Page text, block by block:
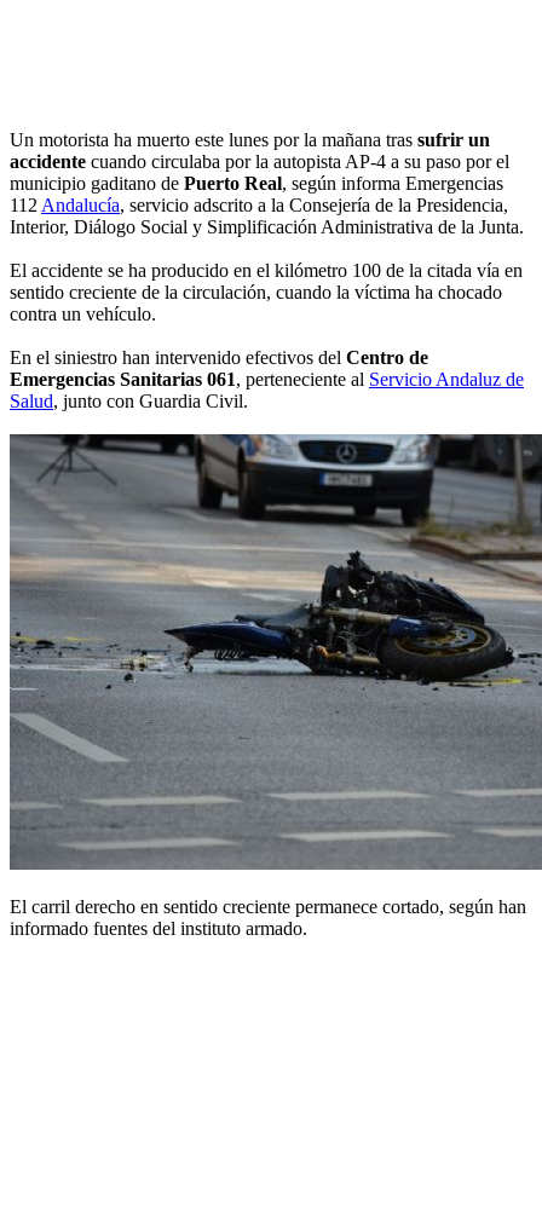
Un motorista ha muerto este lunes por la mañana tras sufrir un
accidente cuando circulaba por la autopista AP-4 a su paso por el
municipio gaditano de Puerto Real, según informa Emergencias
112 Andalucía, servicio adscrito a la Consejería de la Presidencia,
Interior, Diálogo Social y Simplificación Administrativa de la Junta.
El accidente se ha producido en el kilómetro 100 de la citada vía en
sentido creciente de la circulación, cuando la víctima ha chocado
contra un vehículo.
En el siniestro han intervenido efectivos del Centro de
Emergencias Sanitarias 061, perteneciente al Servicio Andaluz de
Salud, junto con Guardia Civil.
El carril derecho en sentido creciente permanece cortado, según han
informado fuentes del instituto armado.